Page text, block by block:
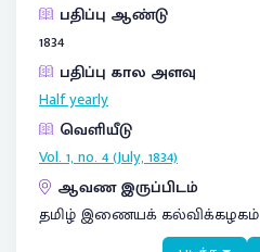
பதிப்பு ஆண்டு
1834
பதிப்பு கால அளவு
Half yearly
வெளியீடு
Vol. 1, no. 4 (July, 1834)
ஆவண இருப்பிடம்
தமிழ் இணையக் கல்விக்கழகம்